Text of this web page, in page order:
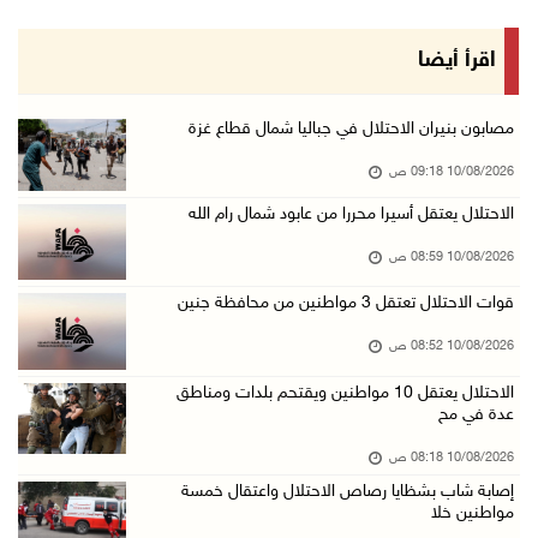
حالة الطقس: استمرار تأثير الكتلة الهوائية شدي ...
الاحتلال يواصل عدوانه على غزة والضفة.. إصابات ...
09/آب/2026 11:59 م
"نقابة الصحفيين": 108 اعتداءات بحق الصحفيين ا ...
09/آب/2026 11:02 م
الاحتلال يقتحم بلدات عتيل وزيتا وباقة الشرقية ...
09/آب/2026 10:35 م
مستعمرون إرهابيون وقوات الاحتلال يقتحمون قرية ...
09/آب/2026 10:31 م
قصف مدفعي للاحتلال وإطلاق نار كثيف شمال ووسط ...
اقرأ أيضا
مصابون بنيران الاحتلال في جباليا شمال قطاع غزة
10/08/2026 09:18 ص
الاحتلال يعتقل أسيرا محررا من عابود شمال رام الله
10/08/2026 08:59 ص
قوات الاحتلال تعتقل 3 مواطنين من محافظة جنين
10/08/2026 08:52 ص
الاحتلال يعتقل 10 مواطنين ويقتحم بلدات ومناطق
عدة في مح
10/08/2026 08:18 ص
إصابة شاب بشظايا رصاص الاحتلال واعتقال خمسة
مواطنين خلا